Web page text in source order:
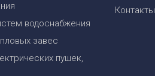
водоснабжения
завес
пушек,
Контакты